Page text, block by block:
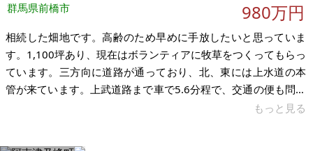
群馬県前橋市 980万円
相続した畑地です。高齢のため早めに手放したいと思っていま
す。1,100坪あり、現在はボランティアに牧草をつくってもらっ
ています。三方向に道路が通っており、北、東には上水道の本
管が来ています。上武道路まで車で5.6分程で、交通の便も問題
はありません。スーパーやコンビニまでは車で10分程度です。
もっと見る